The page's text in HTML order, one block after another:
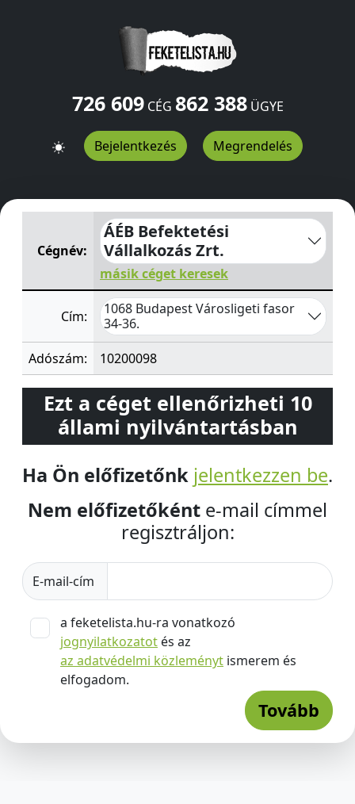
726 609CÉG 862 388ÜGYE
Bejelentkezés Megrendelés
ÁÉB Befektetési Vállalkozás Zrt.Városligeti fasor 34-36.
Cégnév:
ÁÉB Befektetési
Vállalkozás Zrt.
másik céget keresek
Cím:
1068 Budapest Városligeti fasor
34-36.
Adószám:
10200098
Ezt a céget ellenőrizheti 10
állami nyilvántartásban
Ha Ön előfizetőnk jelentkezzen be.
Nem előfizetőként e-mail címmel
regisztráljon:
E-mail-cím
a feketelista.hu-ra vonatkozó
jognyilatkozatot és az
az adatvédelmi közleményt ismerem és
elfogadom.
Tovább